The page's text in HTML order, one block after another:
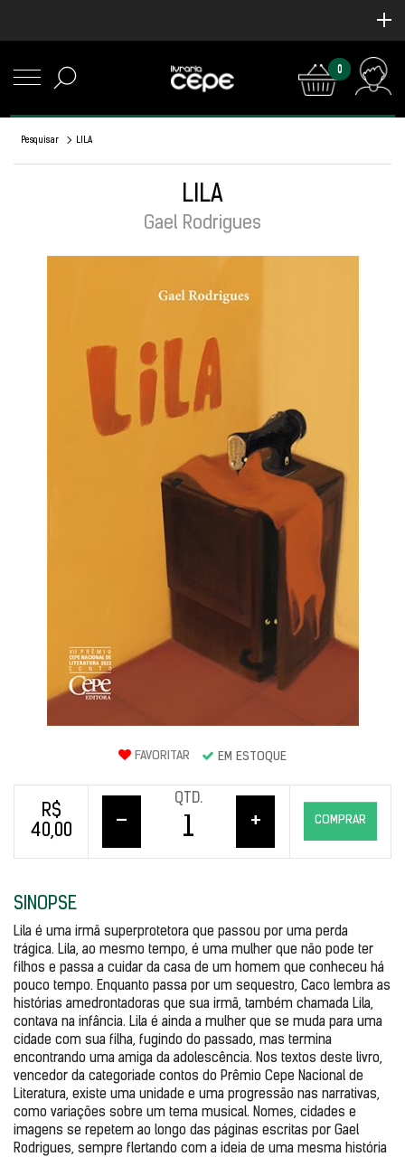
0
Pesquisar LILA
LILA
Gael Rodrigues
FAVORITAR EM ESTOQUE
R$
40,00
–
QTD.
+ COMPRAR
SINOPSE
Lila é uma irmã superprotetora que passou por uma perda
trágica. Lila, ao mesmo tempo, é uma mulher que não pode ter
filhos e passa a cuidar da casa de um homem que conheceu há
pouco tempo. Enquanto passa por um sequestro, Caco lembra as
histórias amedrontadoras que sua irmã, também chamada Lila,
contava na infância. Lila é ainda a mulher que se muda para uma
cidade com sua filha, fugindo do passado, mas termina
encontrando uma amiga da adolescência. Nos textos deste livro,
vencedor da categoriade contos do Prêmio Cepe Nacional de
Literatura, existe uma unidade e uma progressão nas narrativas,
como variações sobre um tema musical. Nomes, cidades e
imagens se repetem ao longo das páginas escritas por Gael
Rodrigues, sempre flertando com a ideia de uma mesma história